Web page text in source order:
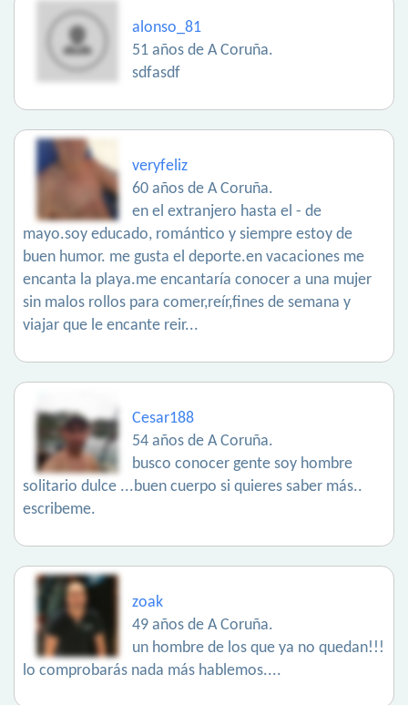
alonso_81
51 años de A Coruña.
sdfasdf
veryfeliz
60 años de A Coruña.
en el extranjero hasta el - de
mayo.soy educado, romántico y siempre estoy de
buen humor. me gusta el deporte.en vacaciones me
encanta la playa.me encantaría conocer a una mujer
sin malos rollos para comer,reír,fines de semana y
viajar que le encante reir...
Cesar188
54 años de A Coruña.
busco conocer gente soy hombre
solitario dulce ...buen cuerpo si quieres saber más..
escribeme.
zoak
49 años de A Coruña.
un hombre de los que ya no quedan!!!
lo comprobarás nada más hablemos....